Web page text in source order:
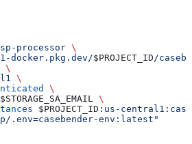
processor \
docker.pkg.dev/$PROJECT_ID/
\
\
\
$STORAGE_SA_EMAIL \
$PROJECT_ID :us-
.env=casebender-env:latest"